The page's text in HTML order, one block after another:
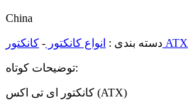
China
دسته بندی : انواع کانکتور - کانکتور ATX
توضیحات کوتاه:
کانکتور ای تی اکس (ATX)